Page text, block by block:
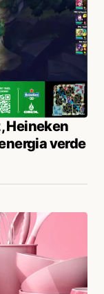
Heineken
verde